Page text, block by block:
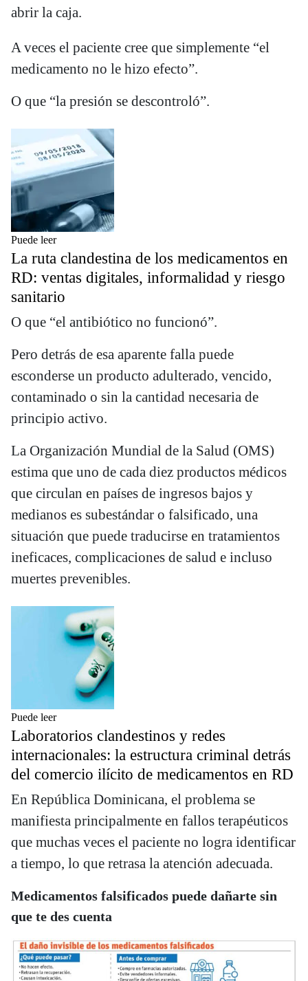
abrir la caja.
A veces el paciente cree que simplemente “el
medicamento no le hizo efecto”.
O que “la presión se descontroló”.
Puede leer
La ruta clandestina de los medicamentos en
RD: ventas digitales, informalidad y riesgo
sanitario
O que “el antibiótico no funcionó”.
Pero detrás de esa aparente falla puede
esconderse un producto adulterado, vencido,
contaminado o sin la cantidad necesaria de
principio activo.
La Organización Mundial de la Salud (OMS)
estima que uno de cada diez productos médicos
que circulan en países de ingresos bajos y
medianos es subestándar o falsificado, una
situación que puede traducirse en tratamientos
ineficaces, complicaciones de salud e incluso
muertes prevenibles.
Puede leer
Laboratorios clandestinos y redes
internacionales: la estructura criminal detrás
del comercio ilícito de medicamentos en RD
En República Dominicana, el problema se
manifiesta principalmente en fallos terapéuticos
que muchas veces el paciente no logra identificar
a tiempo, lo que retrasa la atención adecuada.
Medicamentos falsificados puede dañarte sin
que te des cuenta